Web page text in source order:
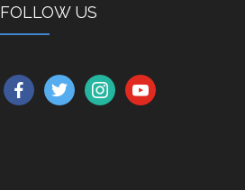
FOLLOW US
facebooktwitterinstagramyoutube